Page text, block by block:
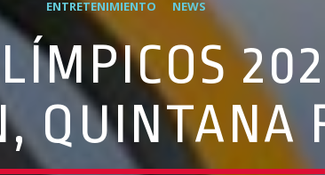
ENTRETENIMIENTO NEWS
QUINTANA